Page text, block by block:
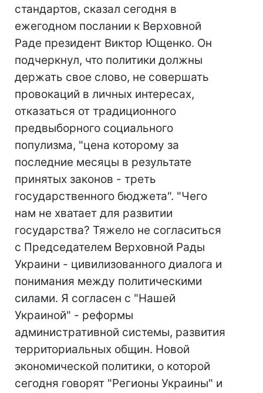
стандартов, сказал сегодня в
ежегодном послании к Верховной
Раде президент Виктор Ющенко. Он
подчеркнул, что политики должны
держать свое слово, не совершать
провокаций в личных интересах,
отказаться от традиционного
предвыборного социального
популизма, "цена которому за
последние месяцы в результате
принятых законов - треть
государственного бюджета". "Чего
нам не хватает для развитии
государства? Тяжело не согласиться
с Председателем Верховной Рады
Украини - цивилизованного диалога и
понимания между политическими
силами. Я согласен с "Нашей
Украиной" - реформы
административной системы, развития
территориальных общин. Новой
экономической политики, о которой
сегодня говорят "Регионы Украины" и